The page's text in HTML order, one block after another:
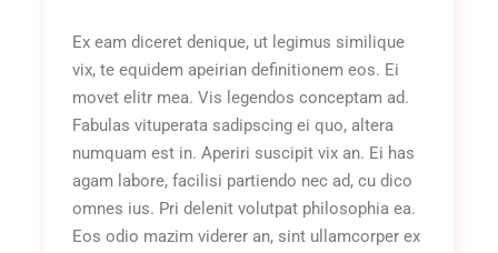
Ex eam diceret denique, ut legimus similique
vix, te equidem apeirian definitionem eos. Ei
movet elitr mea. Vis legendos conceptam ad.
Fabulas vituperata sadipscing ei quo, altera
numquam est in. Aperiri suscipit vix an. Ei has
agam labore, facilisi partiendo nec ad, cu dico
omnes ius. Pri delenit volutpat philosophia ea.
Eos odio mazim viderer an, sint ullamcorper ex